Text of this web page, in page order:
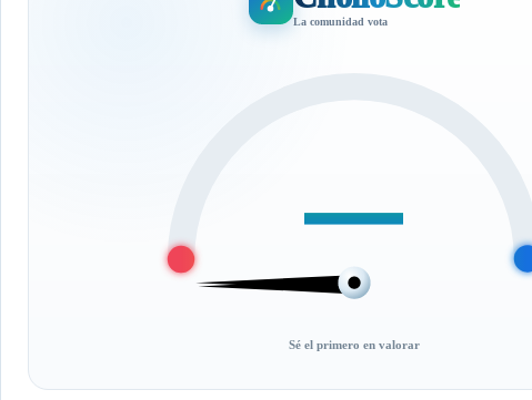
La comunidad vota
—
Sé el primero en valorar